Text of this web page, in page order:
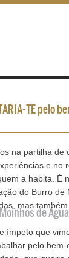
TE pelo
na partilha de
e no
a habita. É
do Burro
mas
ímpeto que
pelo
de